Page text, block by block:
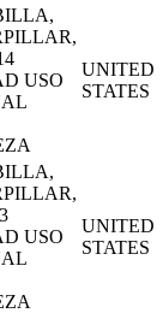
USO
UNITED
STATES
USO
UNITED
STATES